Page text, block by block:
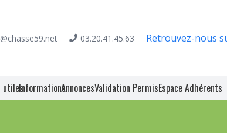
03.20.41.45.63 Retrouvez-nous
utilesInformationsAnnoncesValidation PermisEspace Adhérents